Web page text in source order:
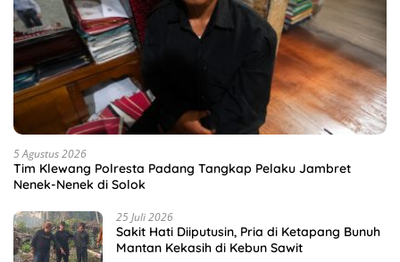
5 Agustus 2026
Tim Klewang Polresta Padang Tangkap Pelaku Jambret
Nenek-Nenek di Solok
25 Juli 2026
Sakit Hati Diiputusin, Pria di Ketapang Bunuh
Mantan Kekasih di Kebun Sawit